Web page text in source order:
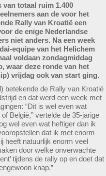
totaal ruim 1.400
aan de voor het
Rally van Kroatië een
de enige Nederlandse
niet anders. Na een week
equipe van het Helichem
voldaan zondagmiddag
waar deze ronde van het
vrijdag ook van start ging.
betekende de Rally van Kroatië
en dat werd een week met
“Dit is wel even wat
België,” vertelde de 35-jarige
wel even wat heftiger dan ik
dat ik met enorm
heeft natuurlijk enorm veel
door welke onverwachte
tijdens de rally op en doet dat
knap.”